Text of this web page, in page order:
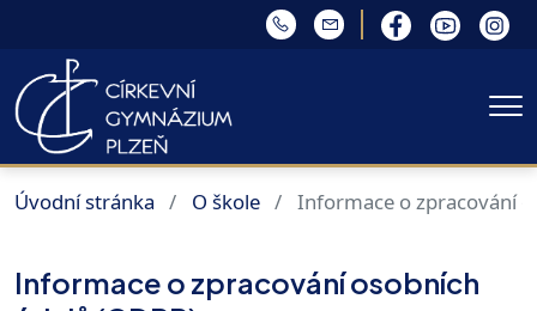
Úvodní stránka O škole Informace o zpracování
Informace o zpracování osobních